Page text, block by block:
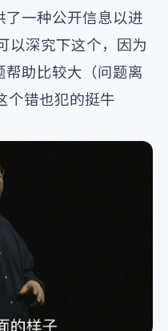
一种公开信息以进
以深究下这个，因为
助比较大（问题离
个错也犯的挺牛